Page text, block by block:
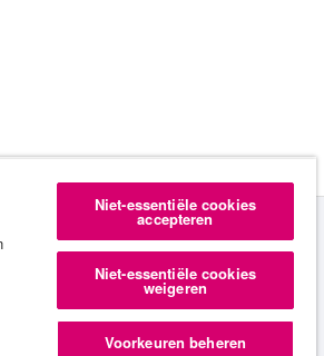
Niet-essentiële cookies
accepteren
Niet-essentiële cookies
weigeren
Voorkeuren beheren